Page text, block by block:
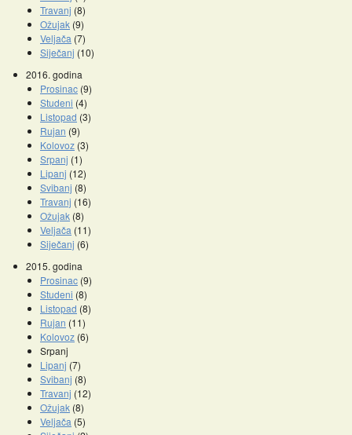
Travanj (8)
Ožujak (9)
Veljača (7)
Siječanj (10)
2016. godina
Prosinac (9)
Studeni (4)
Listopad (3)
Rujan (9)
Kolovoz (3)
Srpanj (1)
Lipanj (12)
Svibanj (8)
Travanj (16)
Ožujak (8)
Veljača (11)
Siječanj (6)
2015. godina
Prosinac (9)
Studeni (8)
Listopad (8)
Rujan (11)
Kolovoz (6)
Srpanj
Lipanj (7)
Svibanj (8)
Travanj (12)
Ožujak (8)
Veljača (5)